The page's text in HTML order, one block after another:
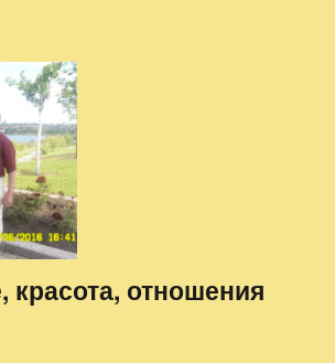
красота, отношения